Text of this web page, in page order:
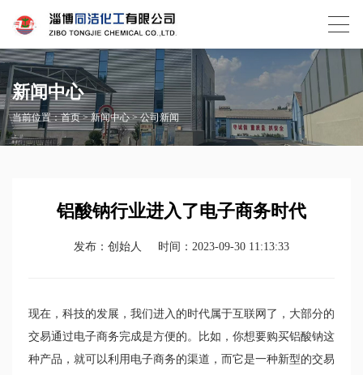
新闻中心
当前位置：首页>新闻中心>公司新闻
铝酸钠行业进入了电子商务时代
发布：创始人 时间：2023-09-30 11:13:33
现在，科技的发展，我们进入的时代属于互联网了，大部分的
交易通过电子商务完成是方便的。比如，你想要购买铝酸钠这
种产品，就可以利用电子商务的渠道，而它是一种新型的交易